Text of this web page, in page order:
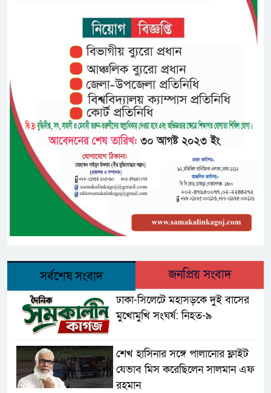
সর্বশেষ সংবাদ জনপ্রিয় সংবাদ
ঢাকা-সিলেটে মহাসড়কে দুই বাসের
মুখোমুখি সংঘর্ষ: নিহত-৯
শেখ হাসিনার সঙ্গে পালানোর ফ্লাইট
যেভাব মিস করেছিলেন সালমান এফ
রহমান